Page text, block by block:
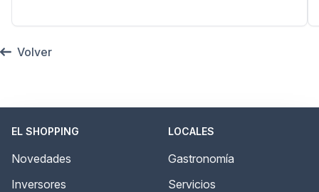
Volver
EL SHOPPING
Novedades
Inversores
LOCALES
Gastronomía
Servicios